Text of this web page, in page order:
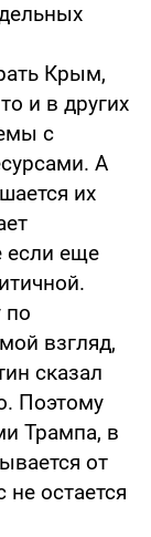
Крым,
и в других
с
А
их
если еще
по
взгляд,
сказал
Поэтому
Трампа, в
от
не остается